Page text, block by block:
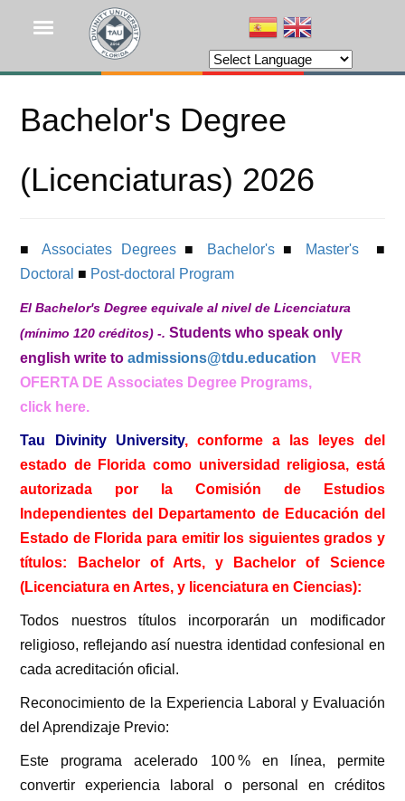
Bachelor's Degree
(Licenciaturas) 2026
■Associates Degrees■ Bachelor's■ Master's■
Doctoral ■ Post-doctoral Program
El Bachelor's Degree equivale al nivel de Licenciatura
(mínimo 120 créditos) -.Students who speak only
english write toadmissions@tdu.education
VER
OFERTA DE Associates Degree Programs,
click here.
Tau Divinity University, conforme a las leyes del
estado de Florida como universidad religiosa, está
autorizada por la Comisión de Estudios
Independientes del Departamento de Educación del
Estado de Florida para emitir los siguientes grados y
títulos:
Bachelor of Arts, y Bachelor of Science
(Licenciatura en Artes, y licenciatura en Ciencias):
Todos nuestros títulos incorporarán un modificador
religioso, reflejando así nuestra identidad confesional en
cada acreditación oficial.
Reconocimiento de la Experiencia Laboral y Evaluación
del Aprendizaje Previo:
Este programa acelerado 100 % en línea, permite
convertir experiencia laboral o personal en créditos